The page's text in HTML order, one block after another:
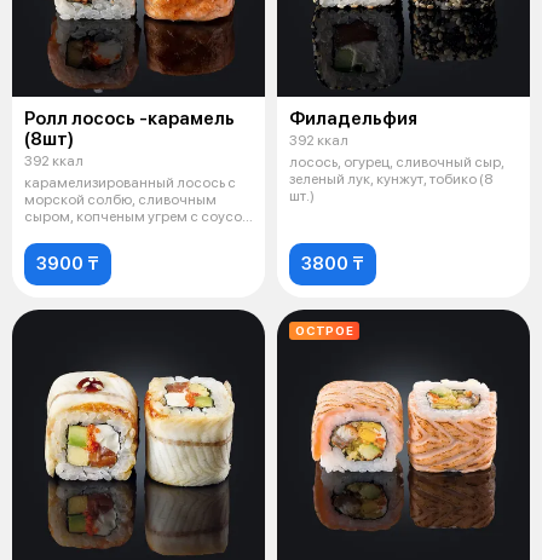
Ролл лосось -карамель
(8шт)
392 ккал
карамелизированный лосось с
морской солбю, сливочным
сыром, копченым угрем с соусом
3900 ₸
Филадельфия
392 ккал
лосось, огурец, сливочный сыр,
зеленый лук, кунжут, тобико (8
шт.)
3800 ₸
ОСТРОЕ